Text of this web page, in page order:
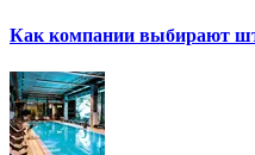
Как компании выбирают